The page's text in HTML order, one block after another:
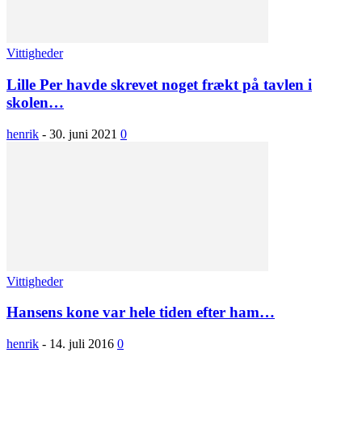
Vittigheder
Lille Per havde skrevet noget frækt på tavlen i
skolen…
henrik - 30. juni 2021 0
Vittigheder
Hansens kone var hele tiden efter ham…
henrik - 14. juli 2016 0